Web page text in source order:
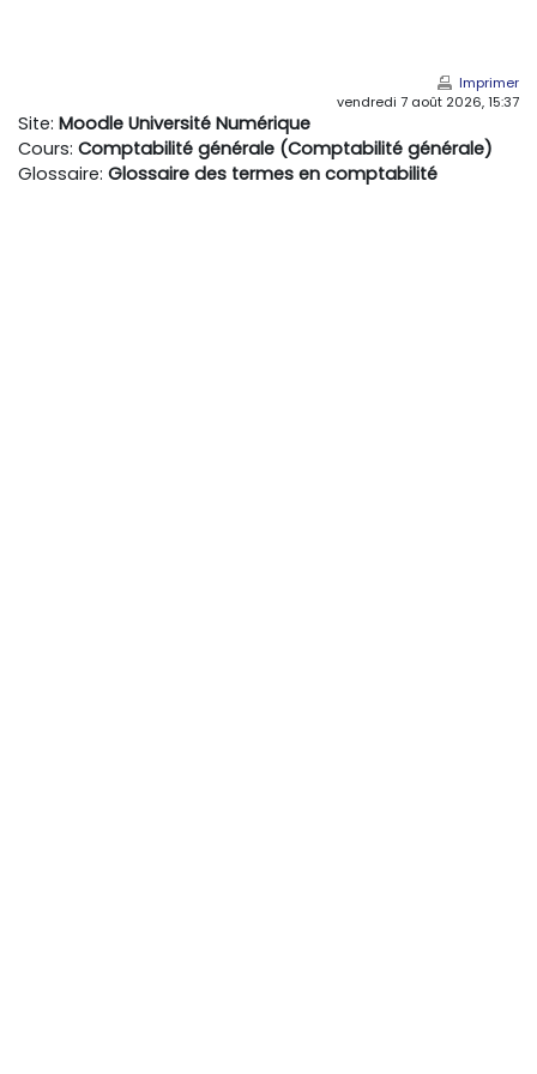
Imprimer
vendredi 7 août 2026, 15:37
Site: Moodle Université Numérique
Cours: Comptabilité générale (Comptabilité générale)
Glossaire: Glossaire des termes en comptabilité